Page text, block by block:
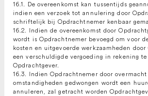
16.1. De overeenkomst kan tussentijds
indien een verzoek tot annulering door
schriftelijk bij Opdrachtnemer kenbaar
16.2. Indien de overeenkomst door
wordt is Opdrachtnemer bevoegd om voor
kosten en uitgevoerde werkzaamheden
een verschuldigde vergoeding in rekening
Opdrachtgever.
16.3. Indien Opdrachtnemer door overmacht
omstandigheden gedwongen wordt een
annuleren, zal getracht worden